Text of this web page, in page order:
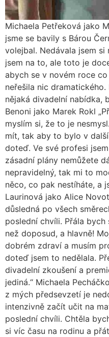
Michaela Petřeková jako
jsme se bavily s Bárou
volejbal. Nedávala jsem
jsem na to, ale toto je
abych se v novém roce
neřešila nic
nějaká divadelní nabídka,
Benoni jako Marek Rokl
myslím si, že to je
mít, tak aby to bylo v
doteď. Ve své profesi
zásadní plány nemůžete
nepravidelný, tak mi to
něco, co pak nestíháte, a
Laurinová jako Alice
důsledná po všech
poslední chvíli. Přála
než doposud, a hlavně!
dobrém zdraví a musím
doteď jsem to nedělala.
divadelní zkoušení a
jediná.“ Michaela
z mých předsevzetí je
intenzivně začít učit na
poslední chvíli. Chtěla
si víc času na rodinu a